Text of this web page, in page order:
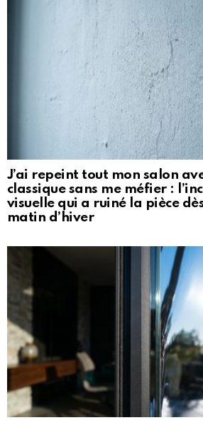
J’ai repeint tout mon salon
classique sans me méfier :
visuelle qui a ruiné la pièce
matin d’hiver